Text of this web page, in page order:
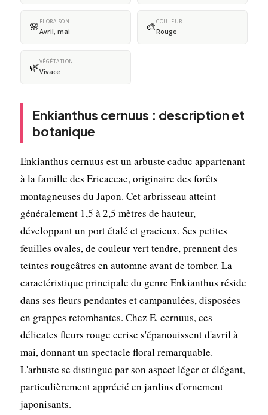
🌸 FLORAISON
Avril, mai 🎨COULEUR
Rouge
🌿VÉGÉTATION
Vivace
Enkianthus cernuus : description et
botanique
Enkianthus cernuus est un arbuste caduc appartenant
à la famille des Ericaceae, originaire des forêts
montagneuses du Japon. Cet arbrisseau atteint
généralement 1,5 à 2,5 mètres de hauteur,
développant un port étalé et gracieux. Ses petites
feuilles ovales, de couleur vert tendre, prennent des
teintes rougeâtres en automne avant de tomber. La
caractéristique principale du genre Enkianthus réside
dans ses fleurs pendantes et campanulées, disposées
en grappes retombantes. Chez E. cernuus, ces
délicates fleurs rouge cerise s'épanouissent d'avril à
mai, donnant un spectacle floral remarquable.
L'arbuste se distingue par son aspect léger et élégant,
particulièrement apprécié en jardins d'ornement
japonisants.